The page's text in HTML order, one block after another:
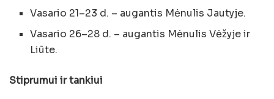
Vasario 21–23 d. – augantis Mėnulis Jautyje.
Vasario 26–28 d. – augantis Mėnulis Vėžyje ir
Liūte.
Stiprumui ir tankiui